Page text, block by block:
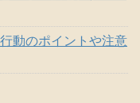
動のポイントや注意